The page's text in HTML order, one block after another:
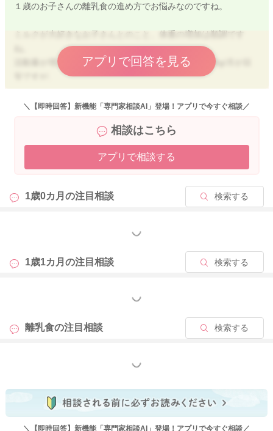
１歳のお子さんの離乳食の進め方でお悩みなのですね。
ミルクが大好きなお子さんとのこと、体重の増加は順調です
活動量が増えてくる時期ではありますので、100~200g/月が目
体重が横ばいは問題ありません。
ただ、ミルク量を調整して、体重の減少はおススメはしませ
食事の前に空腹を感じられるようにミルク量の調整をしていた
だくのは〇ですが、食事量が少ない場合は、次の食事まで持つ
よろしくお願いします。
アプリで回答を見る
＼【即時回答】新機能「専門家相談AI」登場！アプリで今すぐ相談／
相談はこちら
アプリで相談する
1歳0カ月の注目相談 検索する
もっと見る
1歳1カ月の注目相談 検索する
もっと見る
離乳食の注目相談 検索する
もっと見る
＼【即時回答】新機能「専門家相談AI」登場！アプリで今すぐ相談／